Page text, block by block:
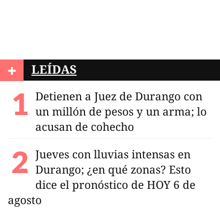
+ LEÍDAS
Detienen a Juez de Durango con
un millón de pesos y un arma; lo
acusan de cohecho
Jueves con lluvias intensas en
Durango; ¿en qué zonas? Esto
dice el pronóstico de HOY 6 de
agosto